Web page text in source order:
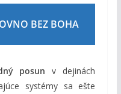
BEZ BOHA
posun v dejinách
systémy sa ešte